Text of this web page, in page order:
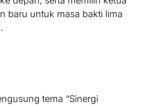
baru untuk masa bakti lima
tema “Sinergi